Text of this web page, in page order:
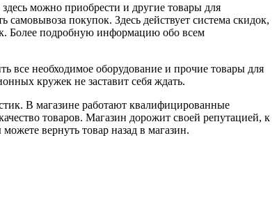
можно приобрести и другие товары для
покупок. Здесь действует система скидок,
Более подробную информацию обо всем
все необходимое оборудование и прочие товары для
кружек не заставит себя ждать.
В магазине работают квалифицированные
товаров. Магазин дорожит своей репутацией, к
вернуть товар назад в магазин.